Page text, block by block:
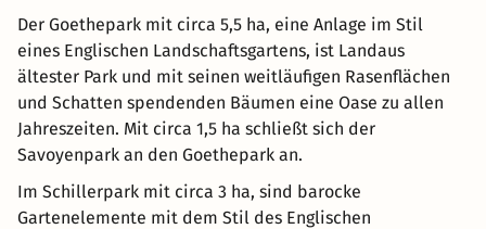
Der Goethepark mit circa 5,5 ha, eine Anlage im Stil
eines Englischen Landschaftsgartens, ist Landaus
ältester Park und mit seinen weitläufigen Rasenflächen
und Schatten spendenden Bäumen eine Oase zu allen
Jahreszeiten. Mit circa 1,5 ha schließt sich der
Savoyenpark an den Goethepark an.
Im Schillerpark mit circa 3 ha, sind barocke
Gartenelemente mit dem Stil des Englischen